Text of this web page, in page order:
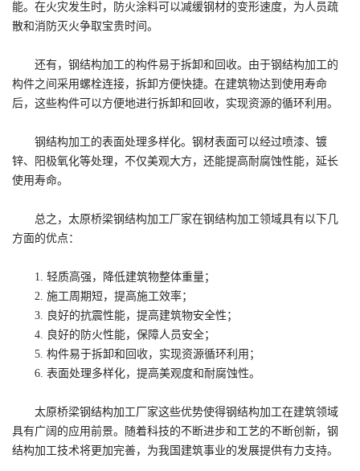
能。在火灾发生时，防火涂料可以减缓钢材的变形速度，为人员疏
散和消防灭火争取宝贵时间。
还有，钢结构加工的构件易于拆卸和回收。由于钢结构加工的
构件之间采用螺栓连接，拆卸方便快捷。在建筑物达到使用寿命
后，这些构件可以方便地进行拆卸和回收，实现资源的循环利用。
钢结构加工的表面处理多样化。钢材表面可以经过喷漆、镀
锌、阳极氧化等处理，不仅美观大方，还能提高耐腐蚀性能，延长
使用寿命。
总之，太原桥梁钢结构加工厂家在钢结构加工领域具有以下几
方面的优点：
1. 轻质高强，降低建筑物整体重量；
2. 施工周期短，提高施工效率；
3. 良好的抗震性能，提高建筑物安全性；
4. 良好的防火性能，保障人员安全；
5. 构件易于拆卸和回收，实现资源循环利用；
6. 表面处理多样化，提高美观度和耐腐蚀性。
太原桥梁钢结构加工厂家这些优势使得钢结构加工在建筑领域
具有广阔的应用前景。随着科技的不断进步和工艺的不断创新，钢
结构加工技术将更加完善，为我国建筑事业的发展提供有力支持。